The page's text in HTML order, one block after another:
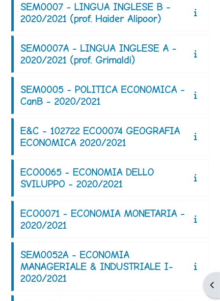
SEM0007 - LINGUA INGLESE B -
2020/2021 (prof. Haider Alipoor)
SEM0007A - LINGUA INGLESE A -
2020/2021 (prof. Grimaldi)
SEM0005 - POLITICA ECONOMICA -
CanB - 2020/2021
E&C - 102722 ECO0074 GEOGRAFIA
ECONOMICA 2020/2021
ECO0065 - ECONOMIA DELLO
SVILUPPO - 2020/2021
ECO0071 - ECONOMIA MONETARIA -
2020/2021
SEM0052A - ECONOMIA
MANAGERIALE & INDUSTRIALE I-
2020/2021